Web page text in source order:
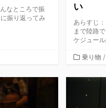
なところで振
振り返ってみ
い
あらすじ
まで陸路
ケジュー
カ
ゴ
乗り物 /